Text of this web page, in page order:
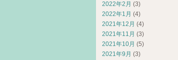
2022年2月 (3)
2022年1月 (4)
2021年12月 (4)
2021年11月 (3)
2021年10月 (5)
2021年9月 (3)